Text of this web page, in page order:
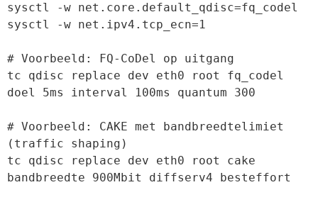
sysctl -w net.core.default_qdisc=fq_codel
sysctl -w net.ipv4.tcp_ecn=1
# Voorbeeld: FQ-CoDel op uitgang
tc qdisc replace dev eth0 root fq_codel
doel 5ms interval 100ms quantum 300
# Voorbeeld: CAKE met bandbreedtelimiet
(traffic shaping)
tc qdisc replace dev eth0 root cake
bandbreedte 900Mbit diffserv4 besteffort